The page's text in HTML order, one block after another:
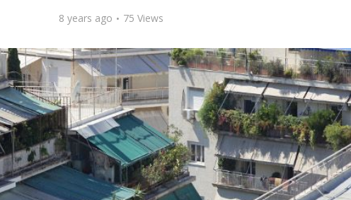
8 years ago 75 Views